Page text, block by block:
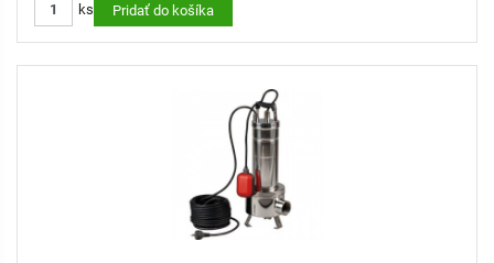
ks Pridať do košíka